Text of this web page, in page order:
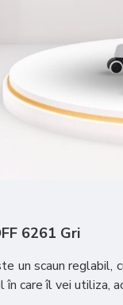
6261 Gri
un scaun
care îl vei utiliza,